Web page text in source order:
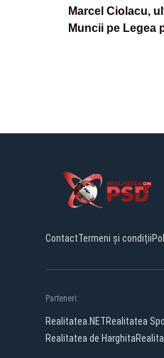
Marcel Ciolacu,
Muncii pe Legea
ContactTermeni și condiții
Parteneri:
Realitatea.NETRealitatea
Realitatea de Harghita